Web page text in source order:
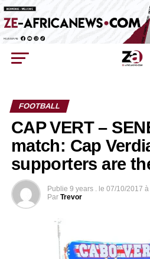
FOOTBALL
CAP VERT –
match: Cap
supporters are
Publie 9 years . le 07/10/2017 à
Par Trevor